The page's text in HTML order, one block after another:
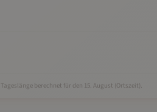
berechnet für den 15.August (Ortszeit).